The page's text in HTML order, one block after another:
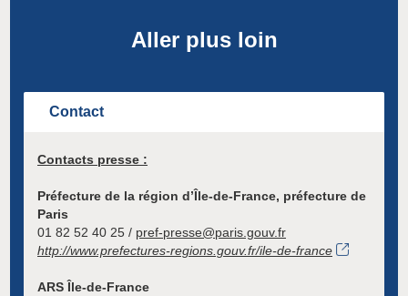
Aller plus loin
Contact
Contacts presse :
Préfecture de la région d’Île-de-France, préfecture de
Paris
01 82 52 40 25 / pref-presse@paris.gouv.fr
http://www.prefectures-regions.gouv.fr/ile-de-france
ARS Île-de-France